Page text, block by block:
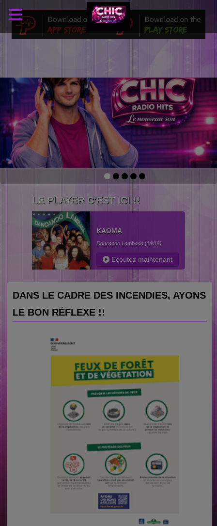
LE PLAYER C'EST ICI !!
KAOMA
Dancando Lambada (1989)
Ecoutez maintenant
DANS LE CADRE DES INCENDIES, AYONS
LE BON RÉFLEXE !!